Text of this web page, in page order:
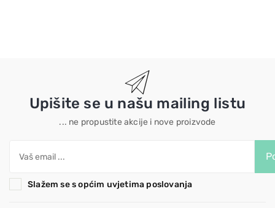
Upišite se u našu mailing listu
... ne propustite akcije i nove proizvode
Slažem se s općim uvjetima poslovanja